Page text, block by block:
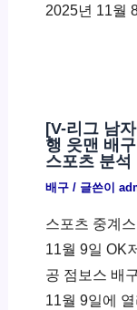
2025년 11월
[V-리그 남
행 읏맨 배
스포츠 분
배구/ 글쓴이
스포츠 중계
11월 9일 OK
공 점보스 배
11월 9일에